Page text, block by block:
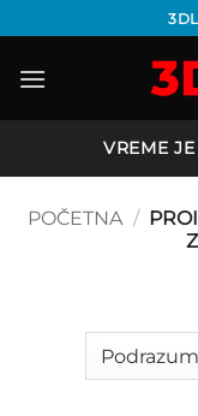
na
sadržaj
VREME
POČETNA /